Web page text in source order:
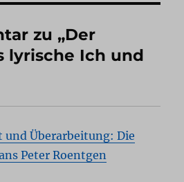
zu „Der
lyrische Ich und
und Überarbeitung: Die
Peter Roentgen